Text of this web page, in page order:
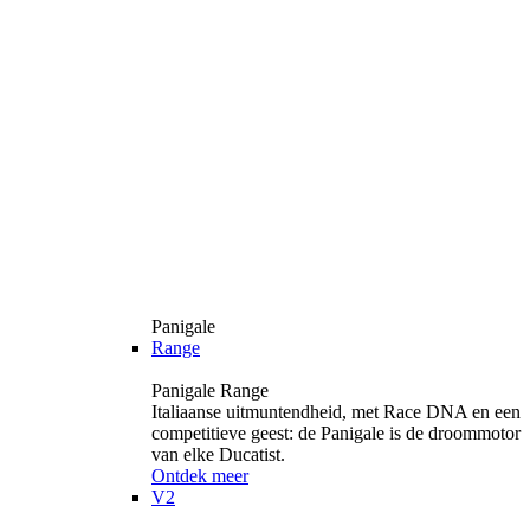
Panigale
Range
Panigale Range
Italiaanse uitmuntendheid, met Race DNA en een
competitieve geest: de Panigale is de droommotor
van elke Ducatist.
Ontdek meer
V2